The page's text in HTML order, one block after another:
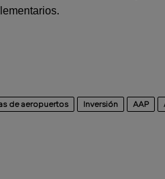
de aeropuertos Inversión AAP